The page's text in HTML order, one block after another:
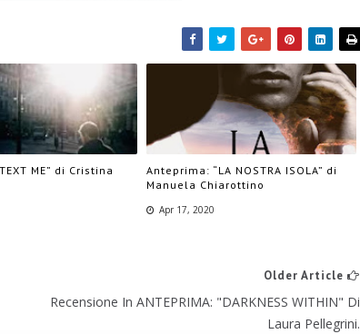
ME” di Cristina
Anteprima: “LA NOSTRA ISOLA” di
Manuela Chiarottino
Apr 17, 2020
Older Article
Recensione In ANTEPRIMA: "DARKNESS WITHIN" Di
Laura Pellegrini.